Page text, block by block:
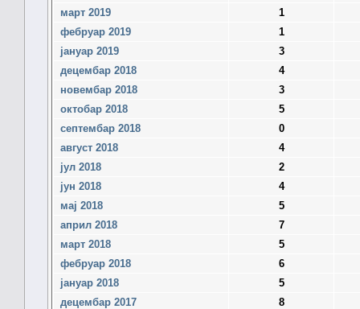
март 2019
1
фебруар 2019
1
јануар 2019
3
децембар 2018
4
новембар 2018
3
октобар 2018
5
септембар 2018
0
август 2018
4
јул 2018
2
јун 2018
4
мај 2018
5
април 2018
7
март 2018
5
фебруар 2018
6
јануар 2018
5
децембар 2017
8